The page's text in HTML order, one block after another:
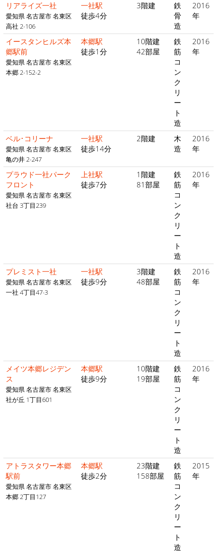
リアライズ一社
愛知県 名古屋市 名東区
高社 2-106
一社駅
徒歩4分
3階建
鉄
骨
造
2016
年
イースタンヒルズ本
郷駅前
愛知県 名古屋市 名東区
本郷 2-152-2
本郷駅
徒歩1分
10階建
42部屋
鉄
筋
コ
ン
ク
リ
ー
ト
造
2016
年
ベル･コリーナ
愛知県 名古屋市 名東区
亀の井 2-247
一社駅
徒歩14分
2階建
木
造
2016
年
プラウド一社パーク
フロント
愛知県 名古屋市 名東区
社台 3丁目239
上社駅
徒歩7分
1階建
81部屋
鉄
筋
コ
ン
ク
リ
ー
ト
造
2016
年
プレミスト一社
愛知県 名古屋市 名東区
一社 4丁目47-3
一社駅
徒歩9分
3階建
48部屋
鉄
筋
コ
ン
ク
リ
ー
ト
造
2016
年
メイツ本郷レジデン
ス
愛知県 名古屋市 名東区
社が丘 1丁目601
本郷駅
徒歩9分
10階建
19部屋
鉄
筋
コ
ン
ク
リ
ー
ト
造
2016
年
アトラスタワー本郷
駅前
愛知県 名古屋市 名東区
本郷 2丁目127
本郷駅
徒歩2分
23階建
158部屋
鉄
筋
コ
ン
ク
リ
ー
ト
造
2015
年